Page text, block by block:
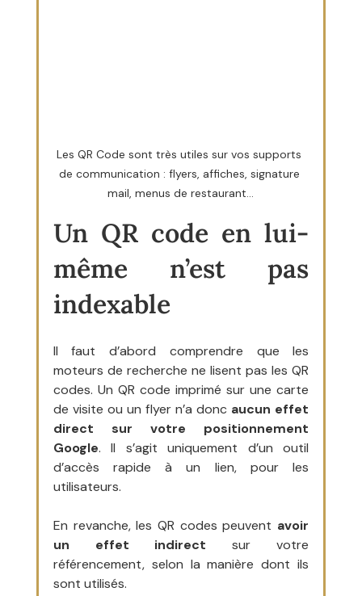
Les QR Code sont très utiles sur vos supports
de communication : flyers, affiches, signature
mail, menus de restaurant...
Un QR code en lui-
même n’est pas
indexable
Il faut d’abord comprendre que les
moteurs de recherche ne lisent pas les QR
codes. Un QR code imprimé sur une carte
de visite ou un flyer n’a donc aucun effet
direct sur votre positionnement
Google. Il s’agit uniquement d’un outil
d’accès rapide à un lien, pour les
utilisateurs.
En revanche, les QR codes peuvent avoir
un effet indirect sur votre
référencement, selon la manière dont ils
sont utilisés.